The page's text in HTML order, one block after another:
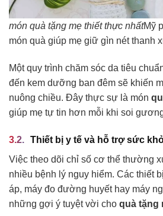
món quà tặng mẹ thiết thực nhấtMỹ
món quà giúp mẹ giữ gìn nét thanh
Một quy trình chăm sóc da tiêu
đến kem dưỡng ban đêm sẽ khiến
nuông chiều. Đây thực sự là món
giúp mẹ tự tin hơn mỗi khi soi
Thiết bị y tế và hỗ trợ sức
Việc theo dõi chỉ số cơ thể thường
nhiều bệnh lý nguy hiểm. Các thiết
áp, máy đo đường huyết hay máy
những gợi ý tuyệt vời cho quà tặng